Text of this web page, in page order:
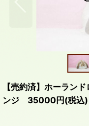
【売約済】ホーラン
ンジ 35000円(税込)